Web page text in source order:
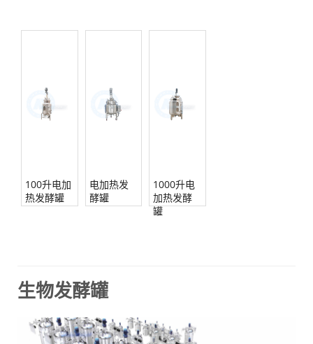
100升电加
热发酵罐
电加热发
酵罐
1000升电
加热发酵
罐
生物发酵罐